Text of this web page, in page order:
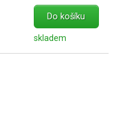
Do košíku
skladem